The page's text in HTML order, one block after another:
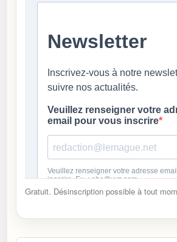
Gratuit. Désinscription possible à tout